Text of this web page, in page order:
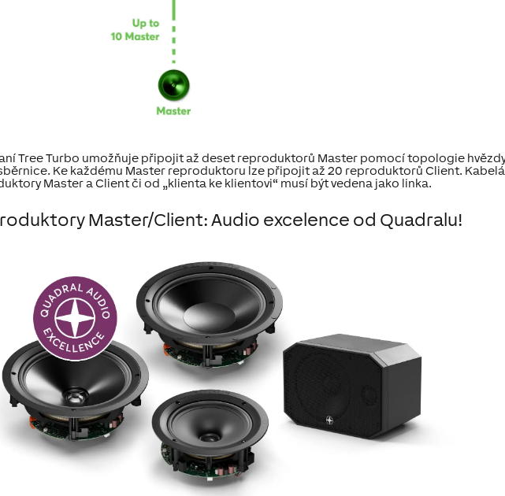
Tree Turbo umožňuje připojit až deset reproduktorů Master pomocí topologie
Ke každému Master reproduktoru lze připojit až 20 reproduktorů Client.
Master a Client či od „klienta ke klientovi“ musí být vedena jako linka.
Master/Client: Audio excelence od Quadralu!